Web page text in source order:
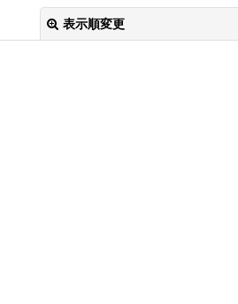
表示順変更